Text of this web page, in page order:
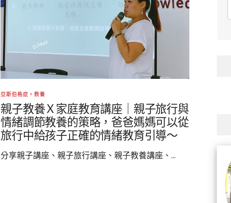
亞斯伯格症。教養
親子教養Ｘ家庭教育講座｜親子旅行與
情緒調節教養的策略，爸爸媽媽可以從
旅行中給孩子正確的情緒教育引導～
分享親子講座、親子旅行講座、親子教養講座、...